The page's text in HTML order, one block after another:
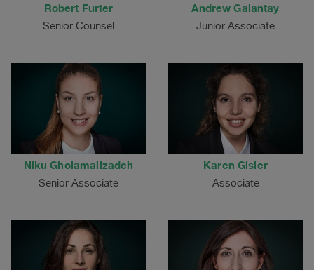
Robert Furter
Senior Counsel
Andrew Galantay
Junior Associate
Niku Gholamalizadeh
Senior Associate
Karen Gisler
Associate